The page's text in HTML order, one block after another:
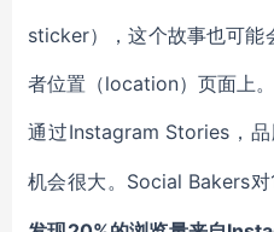
sticker），这个故事也可能
者位置（location）页面上。
通过Instagram Stories ，
机会很大。 Social Bakers对